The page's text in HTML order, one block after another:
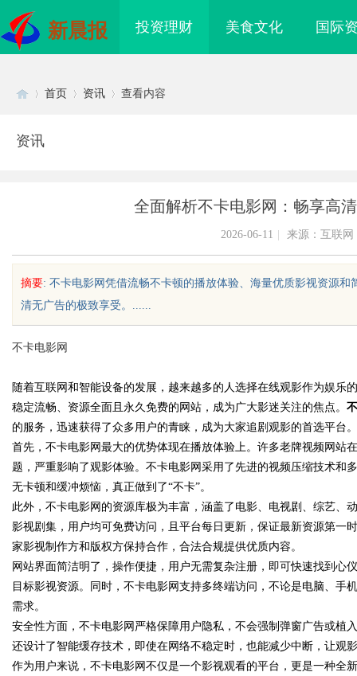
新晨报 投资理财 美食文化 国际
uz
!
首页 资讯 查看内容
资讯
全面解析不卡电影网：畅享高
2026-06-11 来源：互联网
摘要: 不卡电影网凭借流畅不卡顿的播放体验、海量优质影视资源
清无广告的极致享受。......
不卡电影网
随着互联网和智能设备的发展，越来越多的人选择在线观影作为娱乐
稳定流畅、资源全面且永久免费的网站，成为广大影迷关注的焦点。
的服务，迅速获得了众多用户的青睐，成为大家追剧观影的首选平台。
首先，不卡电影网最大的优势体现在播放体验上。许多老牌视频网站
题，严重影响了观影体验。不卡电影网采用了先进的视频压缩技术和
无卡顿和缓冲烦恼，真正做到了“不卡”。
此外，不卡电影网的资源库极为丰富，涵盖了电影、电视剧、综艺、
影视剧集，用户均可免费访问，且平台每日更新，保证最新资源第一
家影视制作方和版权方保持合作，合法合规提供优质内容。
网站界面简洁明了，操作便捷，用户无需复杂注册，即可快速找到心
目标影视资源。同时，不卡电影网支持多终端访问，不论是电脑、
需求。
安全性方面，不卡电影网严格保障用户隐私，不会强制弹窗广告或植
还设计了智能缓存技术，即使在网络不稳定时，也能减少中断，让观
作为用户来说，不卡电影网不仅是一个影视观看的平台，更是一种全
配眼镜
业医美机构筛选标准科普